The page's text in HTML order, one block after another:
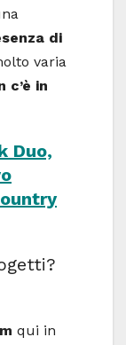
di
varia
c’è in
Duo,
qui in